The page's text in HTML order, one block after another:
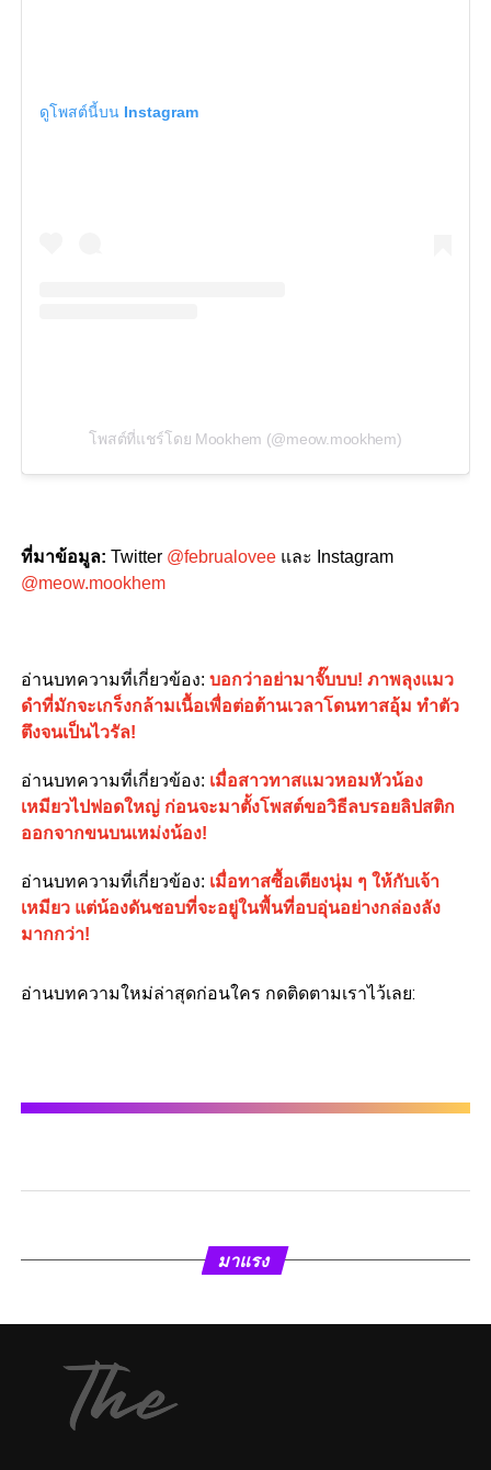
ดูโพสต์นี้บน Instagram
โพสต์ที่แชร์โดย Mookhem (@meow.mookhem)
ที่มาข้อมูล: Twitter @februaloveeและ Instagram
@meow.mookhem
อ่านบทความที่เกี่ยวข้อง: บอกว่าอย่ามาจั๊บบบ! ภาพลุงแมว
ดำที่มักจะเกร็งกล้ามเนื้อเพื่อต่อต้านเวลาโดนทาสอุ้ม ทำตัว
ตึงจนเป็นไวรัล!
อ่านบทความที่เกี่ยวข้อง: เมื่อสาวทาสแมวหอมหัวน้อง
เหมียวไปฟอดใหญ่ ก่อนจะมาตั้งโพสต์ขอวิธีลบรอยลิปสติก
ออกจากขนบนเหม่งน้อง!
อ่านบทความที่เกี่ยวข้อง: เมื่อทาสซื้อเตียงนุ่ม ๆ ให้กับเจ้า
เหมียว แต่น้องดันชอบที่จะอยู่ในพื้นที่อบอุ่นอย่างกล่องลัง
มากกว่า!
อ่านบทความใหม่ล่าสุดก่อนใคร กดติดตามเราไว้เลย:
มาแรง